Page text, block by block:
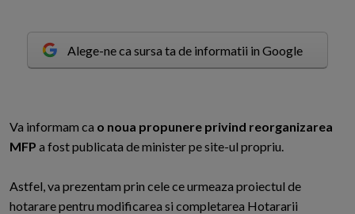
Alege-ne ca sursa ta de informatii in Google
Va informam ca o noua propunere privind reorganizarea
MFP a fost publicata de minister pe site-ul propriu.
Astfel, va prezentam prin cele ce urmeaza proiectul de
hotarare pentru modificarea si completarea Hotararii